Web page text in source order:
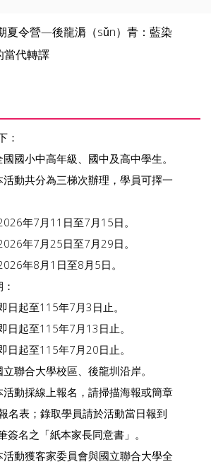
夏令營—後龍漘（sǔn）青：藍染
當代轉譯
：
國小中高年級、國中及高中學生。
動共分為三梯次辦理，學員可擇一
年7月11日至7月15日。
年7月25日至7月29日。
年8月1日至8月5日。
日起至115年7月3日止。
日起至115年7月13日止。
日起至115年7月20日止。
聯合大學校區、後龍圳沿岸。
動採線上報名，請掃描海報或簡章
名表；錄取學員請於活動當日報到
簽名之「紙本家長同意書」。
動獲客家委員會與國立聯合大學全